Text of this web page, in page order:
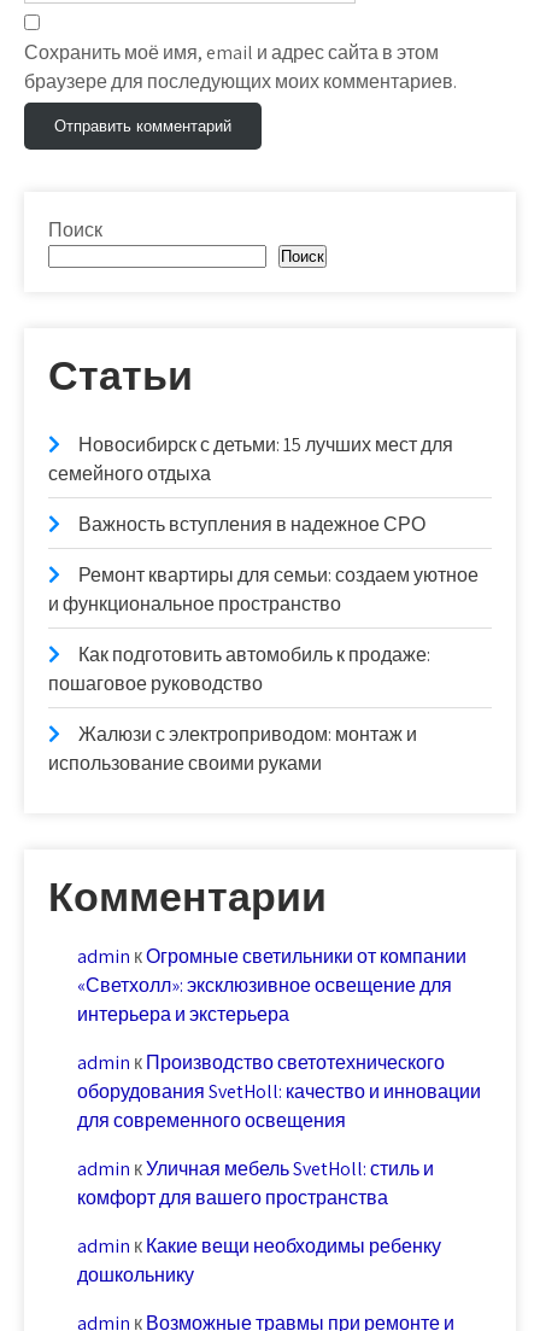
Сохранить моё имя, email и адрес сайта в этом
браузере для последующих моих комментариев.
Поиск
Поиск
Статьи
Новосибирск с детьми: 15 лучших мест для
семейного отдыха
Важность вступления в надежное СРО
Ремонт квартиры для семьи: создаем уютное
и функциональное пространство
Как подготовить автомобиль к продаже:
пошаговое руководство
Жалюзи с электроприводом: монтаж и
использование своими руками
Комментарии
admin кОгромные светильники от компании
«Светхолл»: эксклюзивное освещение для
интерьера и экстерьера
admin кПроизводство светотехнического
оборудования SvetHoll: качество и инновации
для современного освещения
admin кУличная мебель SvetHoll: стиль и
комфорт для вашего пространства
admin кКакие вещи необходимы ребенку
дошкольнику
admin кВозможные травмы при ремонте и